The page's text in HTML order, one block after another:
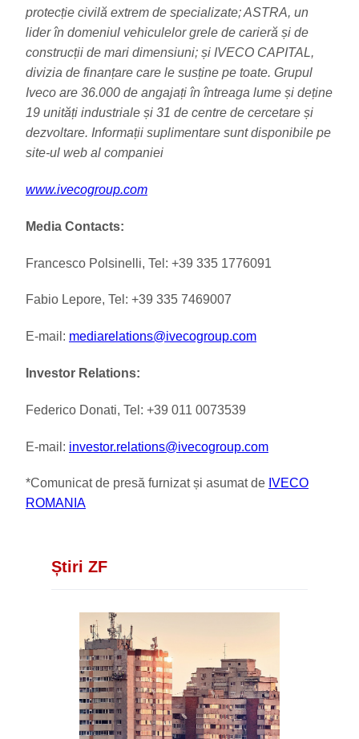
protecție civilă extrem de specializate; ASTRA, un
lider în domeniul vehiculelor grele de carieră și de
construcții de mari dimensiuni; și IVECO CAPITAL,
divizia de finanțare care le susține pe toate. Grupul
Iveco are 36.000 de angajați în întreaga lume și deține
19 unități industriale și 31 de centre de cercetare și
dezvoltare. Informații suplimentare sunt disponibile pe
site-ul web al companiei
www.ivecogroup.com
Media Contacts:
Francesco Polsinelli, Tel: +39 335 1776091
Fabio Lepore, Tel: +39 335 7469007
E-mail: mediarelations@ivecogroup.com
Investor Relations:
Federico Donati, Tel: +39 011 0073539
E-mail: investor.relations@ivecogroup.com
*Comunicat de presă furnizat și asumat de IVECO
ROMANIA
Știri ZF